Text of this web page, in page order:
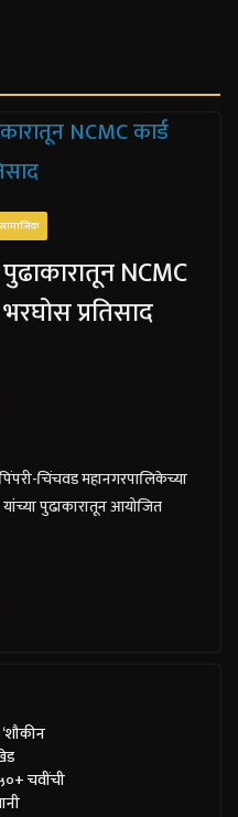
सामाजिक
NCMC
प्रतिसाद
चिंचवड महानगरपालिकेच्या
पुढाकारातून आयोजित
चवींची